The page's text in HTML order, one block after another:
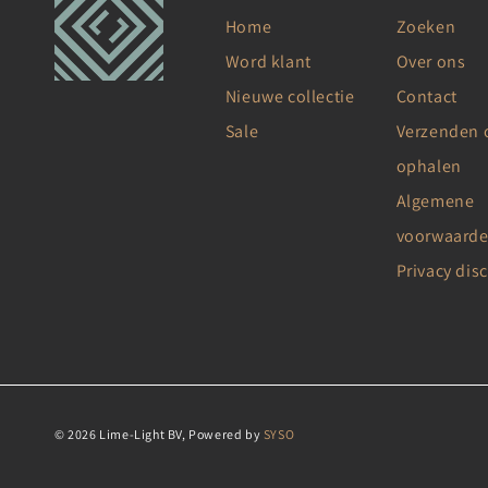
Home
Word klant
Nieuwe collectie
Sale
Zoeken
Over ons
Contact
Verzenden
ophalen
Algemene
Privacy
© 2026 Lime-Light BV, Powered by SYSO